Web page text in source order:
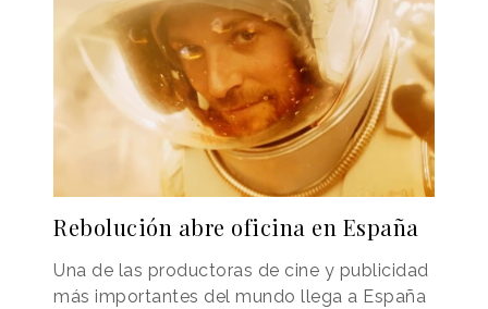
Rebolución abre oficina en España
Una de las productoras de cine y publicidad
más importantes del mundo llega a España